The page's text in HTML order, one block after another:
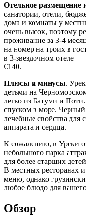
Отельное размещение
санатории, отели,
дома и комнаты у
очень высок, поэтому
проживание за 3-4
на номер на троих в
в 3-звездочном отеле
€140.
Плюсы и минусы.
детьми на
легко из Батуми и
спуском в море.
лечебные свойства для
аппарата и сердца.
К сожалению, в Уреки
небольшого парка
для более старших
В местных ресторанах и
меню, однако
любое блюдо для
Обзор